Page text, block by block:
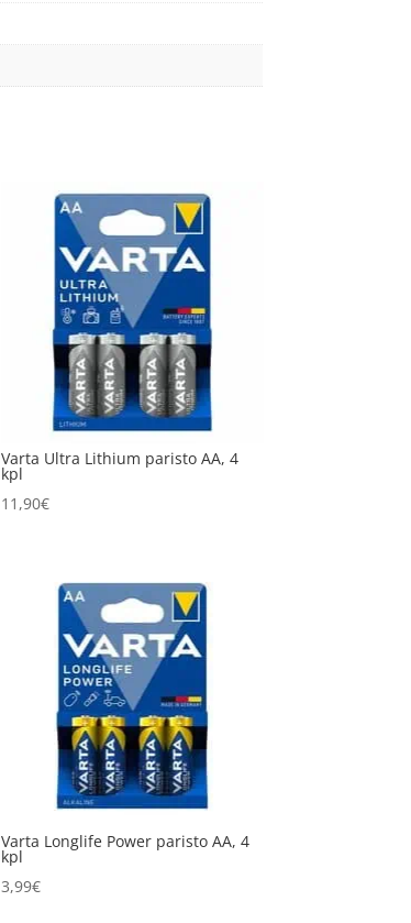
Varta Ultra Lithium paristo AA, 4
kpl
11,90€
Varta Longlife Power paristo AA, 4
kpl
3,99€